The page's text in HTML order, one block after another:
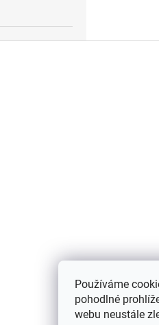
Používáme
pohodlné
webu neustále